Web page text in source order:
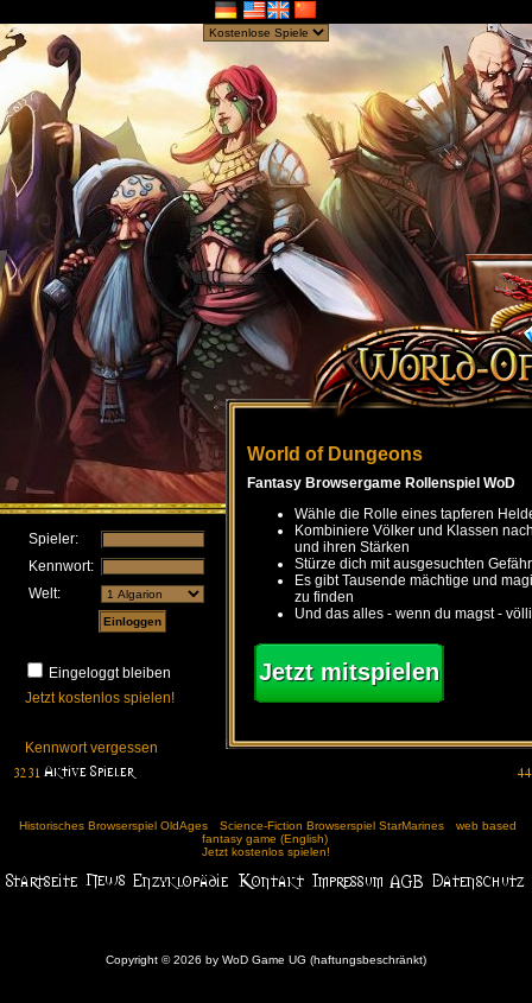
Spieler:
Kennwort:
Welt:
Eingeloggt bleiben
Jetzt kostenlos spielen!
Kennwort vergessen
World of Dungeons
Fantasy Browsergame Rollenspiel WoD
Wähle die Rolle eines tapferen
Kombiniere Völker und Klassen
und ihren Stärken
Stürze dich mit ausgesuchten
Es gibt Tausende mächtige und
zu finden
Und das alles - wenn du magst -
Jetzt mitspielen
Historisches Browserspiel OldAges Science-Fiction Browserspiel StarMarines
web based
fantasy game (English)
Jetzt kostenlos spielen!
Copyright © 2026 by WoD Game UG (haftungsbeschränkt)